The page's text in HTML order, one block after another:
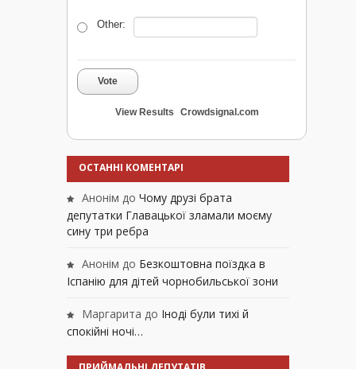
Other:
Vote
View Results Crowdsignal.com
ОСТАННІ КОМЕНТАРІ
Анонім до Чому друзі брата
депутатки Главацької зламали моєму
сину три ребра
Анонім до Безкоштовна поїздка в
Іспанію для дітей чорнобильської зони
Маргарита до Іноді були тихі й
спокійні ночі…